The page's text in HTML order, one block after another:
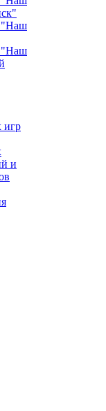
"Наш
"Наш
игр
и